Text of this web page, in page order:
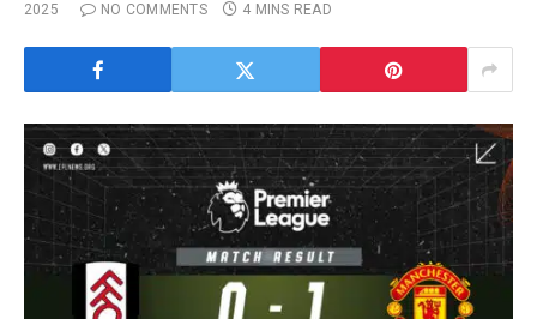
2025
NO COMMENTS 4 MINS READ